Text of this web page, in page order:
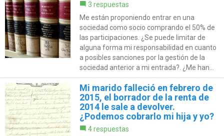
3 respuestas
Me están proponiendo entrar en una
sociedad como socio comprando el 50% de
las participaciones. ¿Se puede limitar de
alguna forma mi responsabilidad en cuanto
a posibles sanciones por la gestión de la
sociedad anterior a mi entrada?. ¿Me han...
Mi marido falleció en febrero de
2015, el borrador de la renta de
2014 le sale a devolver.
¿Podemos cobrarlo mi hija y yo?
4 respuestas